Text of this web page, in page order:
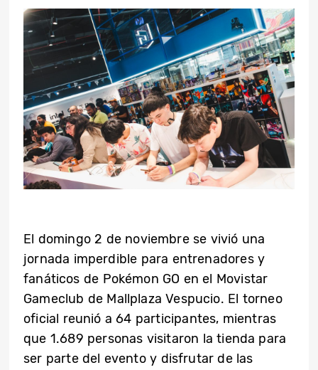
El domingo 2 de noviembre se vivió una
jornada imperdible para entrenadores y
fanáticos de Pokémon GO en el Movistar
Gameclub de Mallplaza Vespucio. El torneo
oficial reunió a 64 participantes, mientras
que 1.689 personas visitaron la tienda para
ser parte del evento y disfrutar de las